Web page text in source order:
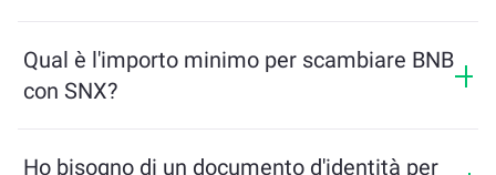
alla liquidità e alle condizioni di mercato. ChangeNOW
offre tariffe competitive senza costi nascosti, e
Qual è l'importo minimo per scambiare BNB
con SNX?
dalla liquidità. La piattaforma calcola
Ho bisogno di un documento d'identità per